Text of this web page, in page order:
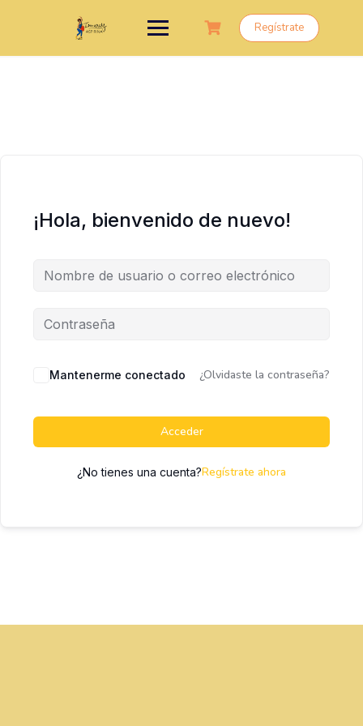
Regístrate
¡Hola, bienvenido de nuevo!
Mantenerme conectado ¿Olvidaste la contraseña?
Acceder
¿No tienes una cuenta?Regístrate ahora